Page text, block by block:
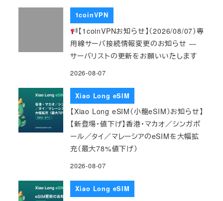
1coinVPN
【1coinVPNお知らせ】（2026/08/07）専
用線サーバ接続情報変更のお知らせ ―
サーバリストの更新をお願いいたします
2026-08-07
Xiao Long eSIM
【Xiao Long eSIM（小龍eSIM）お知らせ】
【新登場・値下げ】香港・マカオ／シンガポ
ール／タイ／マレーシアのeSIMを大幅拡
充（最大78%値下げ）
2026-08-07
Xiao Long eSIM